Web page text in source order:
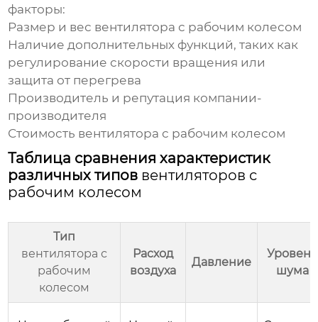
факторы:
Размер и вес вентилятора с рабочим колесом
Наличие дополнительных функций, таких как
регулирование скорости вращения или
защита от перегрева
Производитель и репутация компании-
производителя
Стоимость вентилятора с рабочим колесом
Таблица сравнения характеристик
различных типов вентиляторов с
рабочим колесом
Тип
вентилятора с
рабочим
колесом
Расход
воздуха
Давление
Уровень
шума